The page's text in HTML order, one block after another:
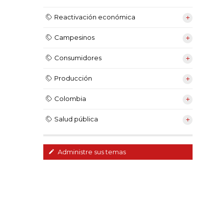
Reactivación económica
Campesinos
Consumidores
Producción
Colombia
Salud pública
Administre sus temas